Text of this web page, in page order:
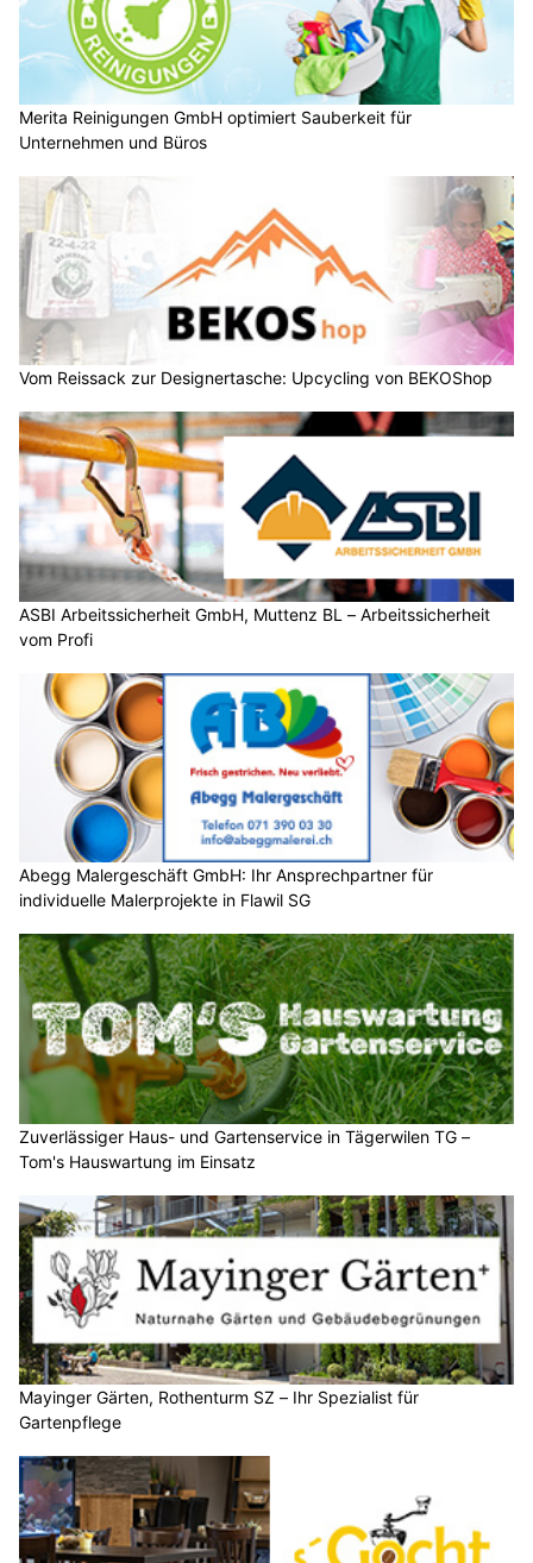
Merita Reinigungen GmbH optimiert Sauberkeit für
Unternehmen und Büros
Vom Reissack zur Designertasche: Upcycling von BEKOShop
ASBI Arbeitssicherheit GmbH, Muttenz BL – Arbeitssicherheit
vom Profi
Abegg Malergeschäft GmbH: Ihr Ansprechpartner für
individuelle Malerprojekte in Flawil SG
Zuverlässiger Haus- und Gartenservice in Tägerwilen TG –
Tom's Hauswartung im Einsatz
Mayinger Gärten, Rothenturm SZ – Ihr Spezialist für
Gartenpflege